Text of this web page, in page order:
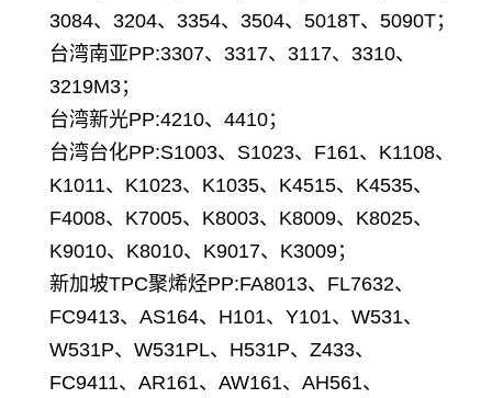
3084、3204、3354、3504、5018T、5090T；
台湾南亚PP:3307、3317、3117、3310、
3219M3；
台湾新光PP:4210、4410；
台湾台化PP:S1003、S1023、F161、K1108、
K1011、K1023、K1035、K4515、K4535、
F4008、K7005、K8003、K8009、K8025、
K9010、K8010、K9017、K3009；
新加坡TPC聚烯烃PP:FA8013、FL7632、
FC9413、AS164、H101、Y101、W531、
W531P、W531PL、H531P、Z433、
FC9411、AR161、AW161、AH561、